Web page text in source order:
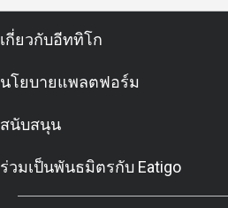
เกี่ยวกับอีททิโก
นโยบายแพลตฟอร์ม
สนับสนุน
ร่วมเป็นพันธมิตรกับ Eatigo